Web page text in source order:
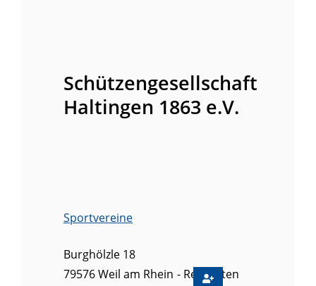
Schützengesellschaft
Haltingen 1863 e.V.
Rebgarten
Burghölzle 18
79576Weil am Rhein
Sportvereine